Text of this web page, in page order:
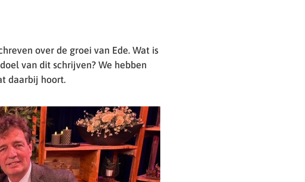
over de groei van Ede. Wat is
van dit schrijven? We hebben
daarbij hoort.